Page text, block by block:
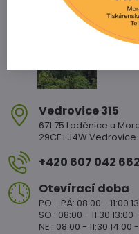
Vedrovice 315
671 75 Loděnice u
29CF+J4W Vedrovice
+420 607 042 662
Otevírací doba
PO - PÁ: 08:00 - 11:00
SO : 08:00 - 11:30 13:00
NE : 08:00 - 11:30 14:00